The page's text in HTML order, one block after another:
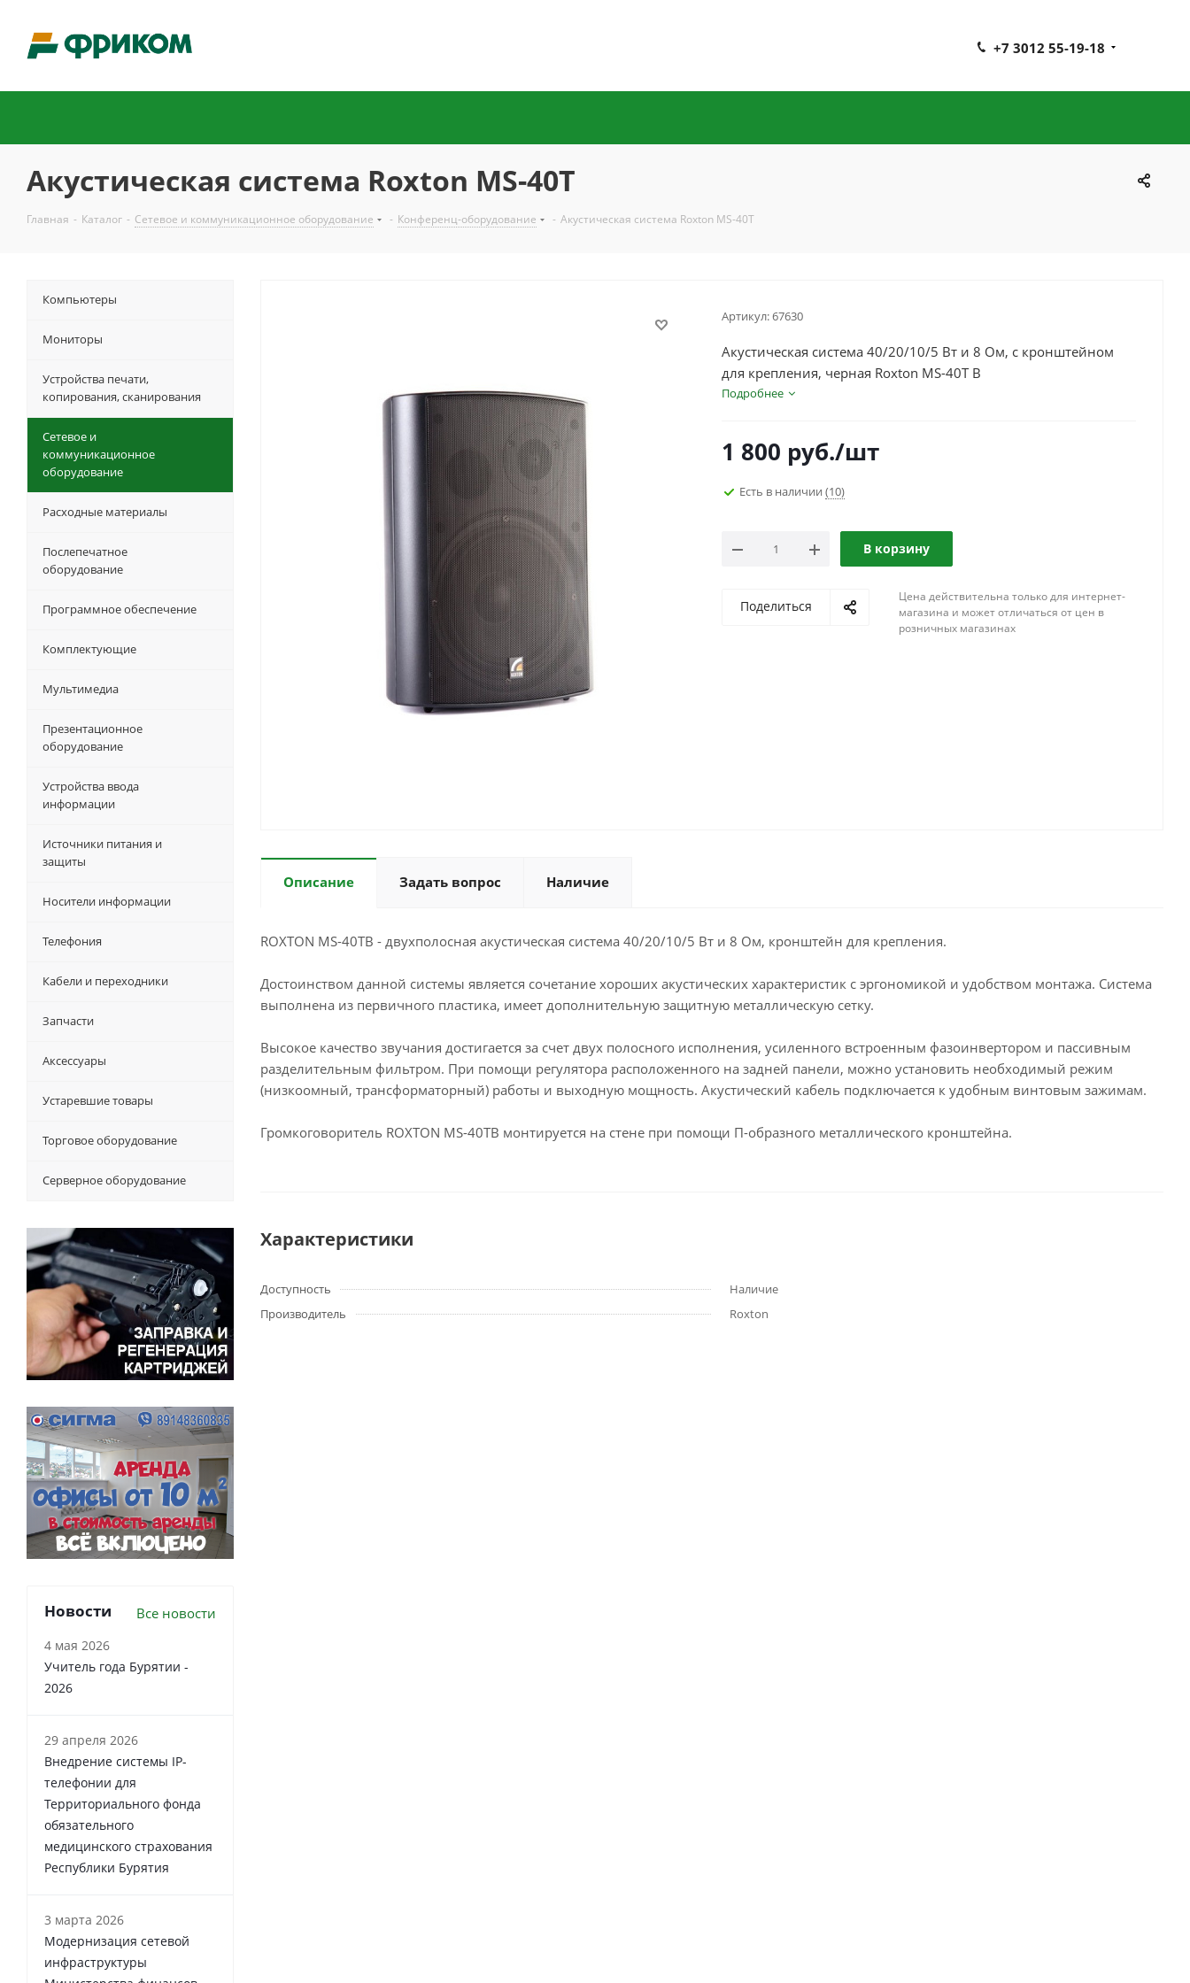
+7 3012 55-19-18
Акустическая система Roxton MS-40T
Главная - Каталог - Сетевое и коммуникационное оборудование - Конференц-оборудование - Акустическая система Roxton MS-40T
Артикул:67630
Акустическая система 40/20/10/5 Вт и 8 Ом, с кронштейном
для крепления, черная Roxton MS-40T В
Подробнее
1 800 руб./шт
Есть в наличии (10)
В корзину
Поделиться
Цена действительна только для интернет-
магазина и может отличаться от цен в
розничных магазинах
Описание Задать вопрос Наличие
ROXTON MS-40TB - двухполосная акустическая система 40/20/10/5 Вт и 8 Ом, кронштейн для крепления.
Достоинством данной системы является сочетание хороших акустических характеристик с эргономикой и удобством монтажа. Система
выполнена из первичного пластика, имеет дополнительную защитную металлическую сетку.
Высокое качество звучания достигается за счет двух полосного исполнения, усиленного встроенным фазоинвертором и пассивным
разделительным фильтром. При помощи регулятора расположенного на задней панели, можно установить необходимый режим
(низкоомный, трансформаторный) работы и выходную мощность. Акустический кабель подключается к удобным винтовым зажимам.
Громкоговоритель ROXTON MS-40TB монтируется на стене при помощи П-образного металлического кронштейна.
Характеристики
Доступность
Наличие
Производитель
Roxton
Компьютеры
Мониторы
Устройства печати,
копирования, сканирования
Сетевое и
коммуникационное
оборудование
Расходные материалы
Послепечатное
оборудование
Программное обеспечение
Комплектующие
Мультимедиа
Презентационное
оборудование
Устройства ввода
информации
Источники питания и
защиты
Носители информации
Телефония
Кабели и переходники
Запчасти
Аксессуары
Устаревшие товары
Торговое оборудование
Серверное оборудование
Новости Все новости
4 мая 2026
Учитель года Бурятии -
2026
29 апреля 2026
Внедрение системы IP-
телефонии для
Территориального фонда
обязательного
медицинского страхования
Республики Бурятия
3 марта 2026
Модернизация сетевой
инфраструктуры